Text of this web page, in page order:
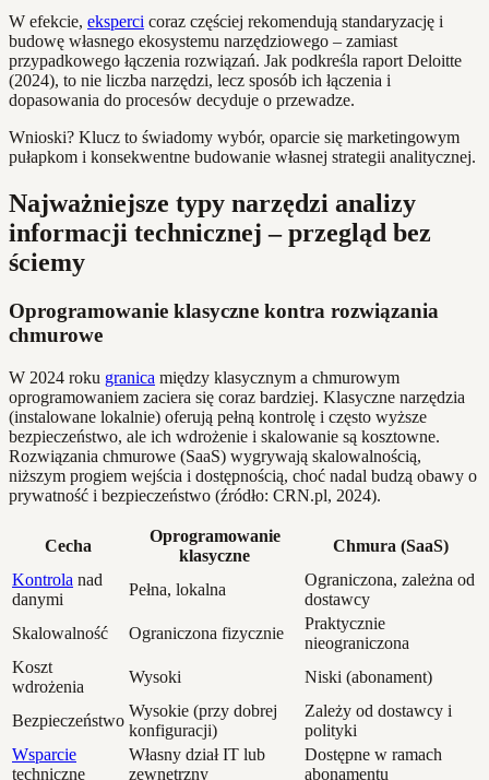
W efekcie, eksperci coraz częściej rekomendują standaryzację i
budowę własnego ekosystemu narzędziowego – zamiast
przypadkowego łączenia rozwiązań. Jak podkreśla raport Deloitte
(2024), to nie liczba narzędzi, lecz sposób ich łączenia i
dopasowania do procesów decyduje o przewadze.
Wnioski? Klucz to świadomy wybór, oparcie się marketingowym
pułapkom i konsekwentne budowanie własnej strategii analitycznej.
Najważniejsze typy narzędzi analizy
informacji technicznej – przegląd bez
ściemy
Oprogramowanie klasyczne kontra rozwiązania
chmurowe
W 2024 roku granica między klasycznym a chmurowym
oprogramowaniem zaciera się coraz bardziej. Klasyczne narzędzia
(instalowane lokalnie) oferują pełną kontrolę i często wyższe
bezpieczeństwo, ale ich wdrożenie i skalowanie są kosztowne.
Rozwiązania chmurowe (SaaS) wygrywają skalowalnością,
niższym progiem wejścia i dostępnością, choć nadal budzą obawy o
prywatność i bezpieczeństwo (źródło: CRN.pl, 2024).
Cecha
Oprogramowanie
klasyczne
Chmura (SaaS)
Kontrola nad
danymi
Pełna, lokalna
Ograniczona, zależna od
dostawcy
Skalowalność
Ograniczona fizycznie
Praktycznie
nieograniczona
Koszt
wdrożenia
Wysoki Niski (abonament)
Bezpieczeństwo
Wysokie (przy dobrej
konfiguracji)
Zależy od dostawcy i
polityki
Wsparcie
techniczne
Własny dział IT lub
zewnętrzny
Dostępne w ramach
abonamentu